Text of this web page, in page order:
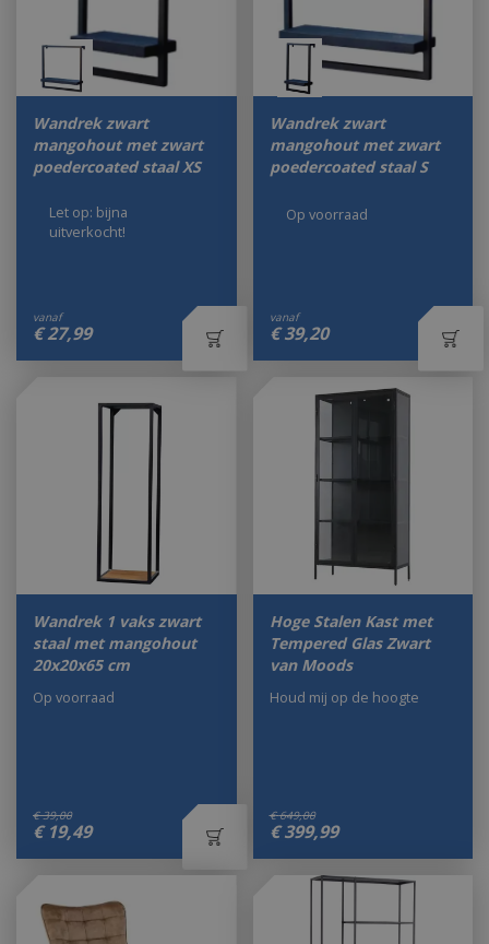
Wandrek zwart
mangohout met zwart
poedercoated staal XS
vanaf
€27,99
Let op: bijna
uitverkocht!
Wandrek zwart
mangohout met zwart
poedercoated staal S
vanaf
€ 39,20
Op voorraad
Wandrek 1 vaks zwart
staal met mangohout
20x20x65 cm
€ 39,00
€ 19,49
Op voorraad
Hoge Stalen Kast met
Tempered Glas Zwart
van Moods
€ 649,00
€ 399,99
Houd mij op de hoogte